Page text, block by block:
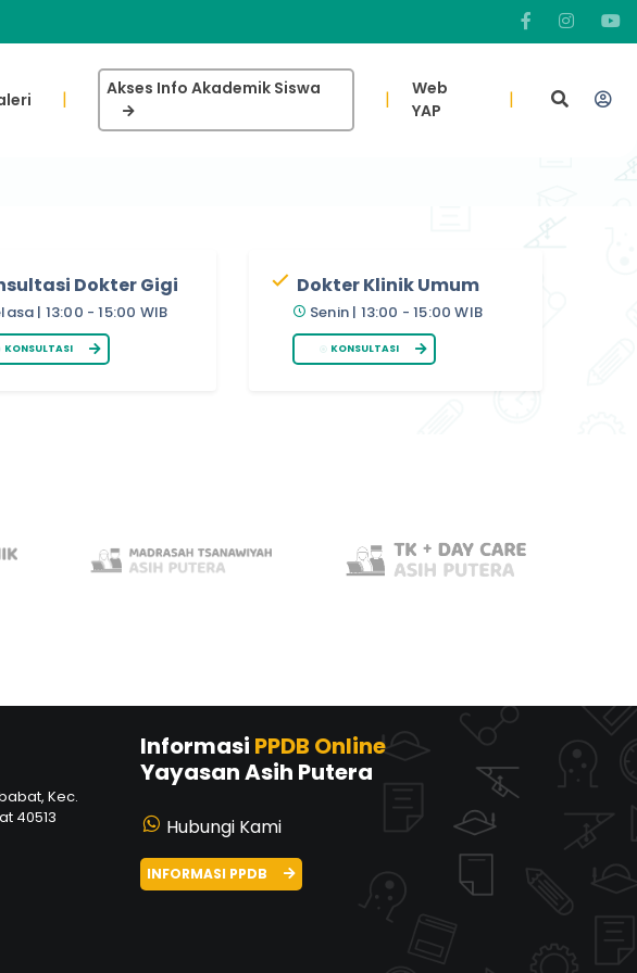
| Akses Info Akademik Siswa |
Web
YAP
|
Dokter Gigi
| 13:00 - 15:00 WIB
KONSULTASI
Dokter Klinik Umum
Senin | 13:00 - 15:00 WIB
KONSULTASI
Kec.
40513
Informasi PPDB Online
Yayasan Asih Putera
Hubungi Kami
INFORMASI PPDB